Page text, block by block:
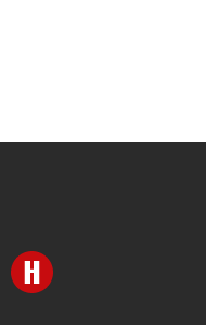
Перейти на главную